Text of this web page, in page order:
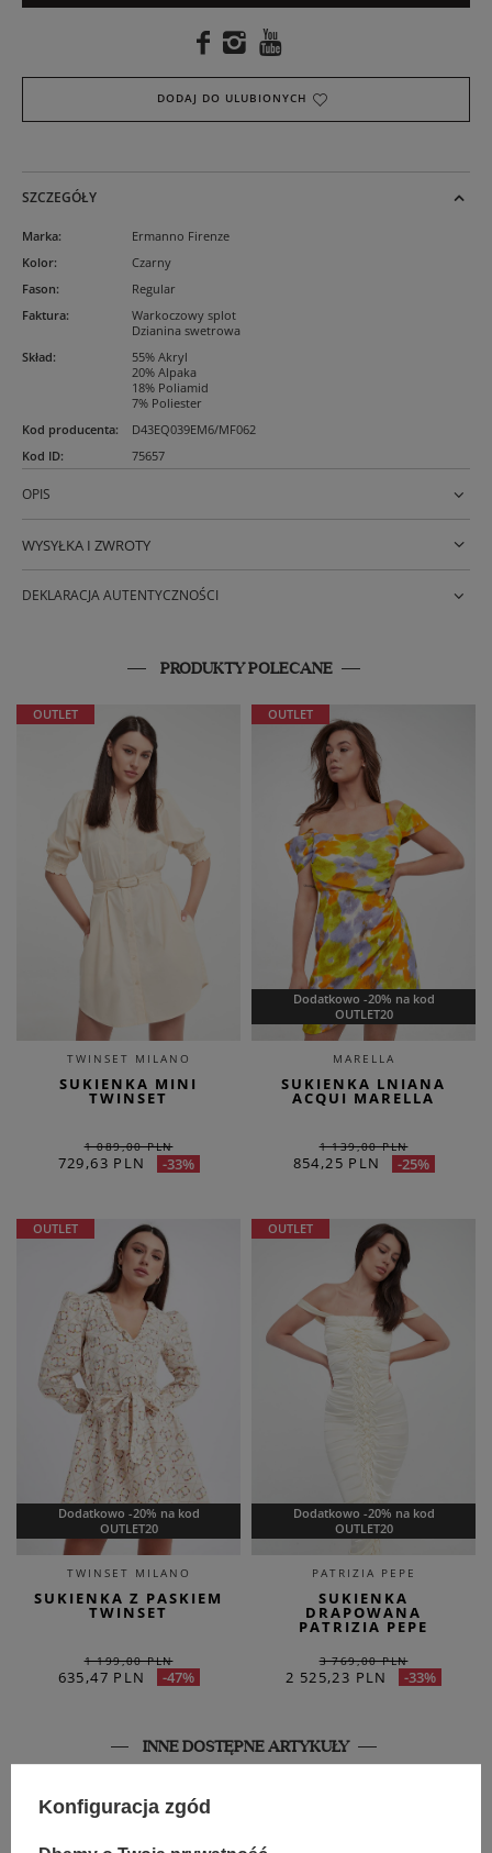
DODAJ DO ULUBIONYCH
SZCZEGÓŁY
Marka:
Ermanno Firenze
Kolor:
Czarny
Fason:
Regular
Faktura:
Warkoczowy splot
Dzianina swetrowa
Skład:
55% Akryl
20% Alpaka
18% Poliamid
7% Poliester
Kod producenta:
D43EQ039EM6/MF062
Kod ID: 75657
OPIS
WYSYŁKA I ZWROTY
DEKLARACJA AUTENTYCZNOŚCI
PRODUKTY POLECANE
OUTLET
TWINSET MILANO
SUKIENKA MINI
TWINSET
1 089,00 PLN
729,63 PLN -33%
Dodatkowo -20% na kod
OUTLET20
OUTLET
MARELLA
SUKIENKA LNIANA
ACQUI MARELLA
1 139,00 PLN
854,25 PLN -25%
Dodatkowo -20% na kod
OUTLET20
OUTLET
TWINSET MILANO
SUKIENKA Z PASKIEM
TWINSET
1 199,00 PLN
635,47 PLN -47%
Dodatkowo -20% na kod
OUTLET20
OUTLET
PATRIZIA PEPE
SUKIENKA
DRAPOWANA
PATRIZIA PEPE
3 769,00 PLN
2 525,23 PLN -33%
INNE DOSTĘPNE ARTYKUŁY
Konfiguracja zgód